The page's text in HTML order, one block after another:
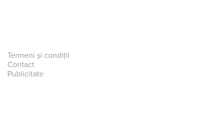
Termeni și condiții
Contact
Publicitate